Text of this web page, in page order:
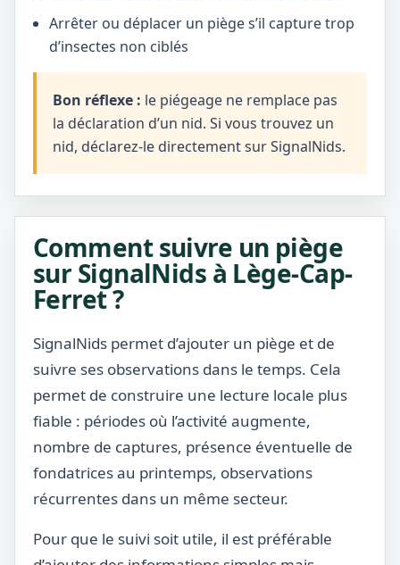
Arrêter ou déplacer un piège s’il capture trop
d’insectes non ciblés
Bon réflexe : le piégeage ne remplace pas
la déclaration d’un nid. Si vous trouvez un
nid, déclarez-le directement sur SignalNids.
Comment suivre un piège
sur SignalNids à Lège-Cap-
Ferret ?
SignalNids permet d’ajouter un piège et de
suivre ses observations dans le temps. Cela
permet de construire une lecture locale plus
fiable : périodes où l’activité augmente,
nombre de captures, présence éventuelle de
fondatrices au printemps, observations
récurrentes dans un même secteur.
Pour que le suivi soit utile, il est préférable